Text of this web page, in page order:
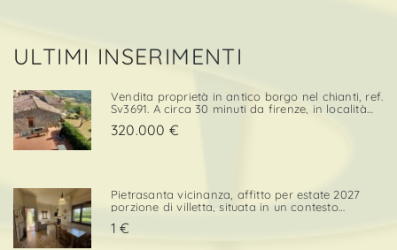
ULTIMI INSERIMENTI
Vendita proprietà in antico borgo nel chianti, ref.
Sv3691. A circa 30 minuti da firenze, in località
medievale immerso nella natura, proponiamo in
320.000 €
Pietrasanta vicinanza, affitto per estate 2027
porzione di villetta, situata in un contesto
servizi. L’immobile è dotato di una porzione di
1 €